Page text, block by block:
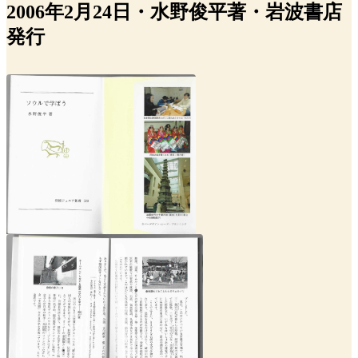
2006年2月24日・水野俊平著・岩波書店
発行